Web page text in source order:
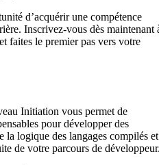
d’acquérir une compétence
Inscrivez-vous dès maintenant
faites le premier pas vers votre
Initiation vous permet de
pour développer des
la logique des langages compilés et
de votre parcours de